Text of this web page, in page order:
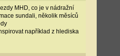
MHD, co je v nádražní
sundali, několik měsíců
například z hlediska